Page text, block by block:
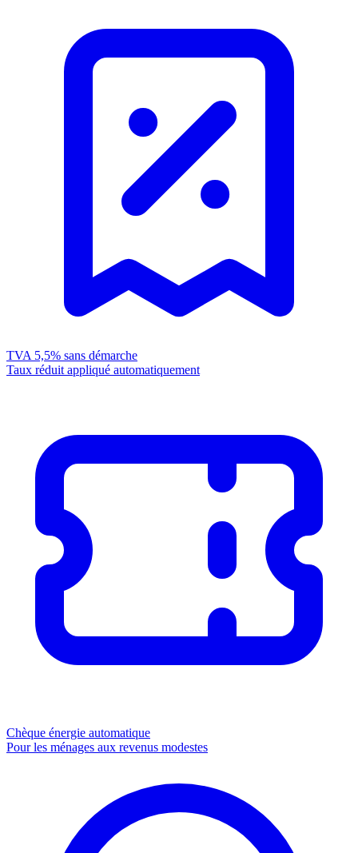
TVA 5,5% sans démarche
Taux réduit appliqué automatiquement
Chèque énergie automatique
Pour les ménages aux revenus modestes